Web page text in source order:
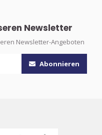
Newsletter
Newsletter-Angeboten
Abonnieren